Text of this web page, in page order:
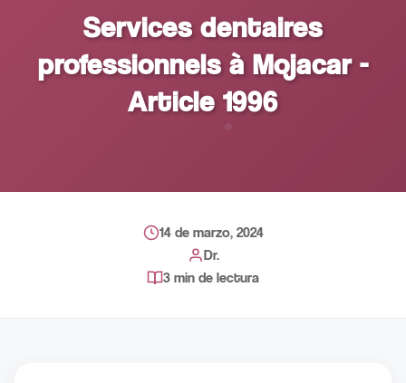
Services dentaires
professionnels à Mojacar -
Article 1996
14 de marzo, 2024
Dr.
3 min de lectura